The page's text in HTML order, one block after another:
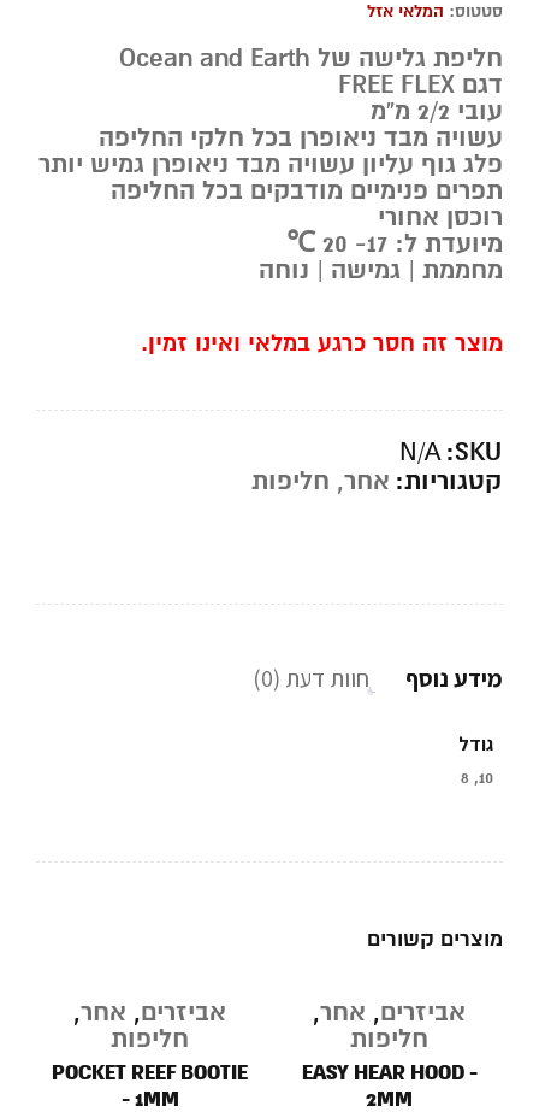
סטטוס: המלאי אזל
חליפת גלישה של Ocean and Earth
דגם FREE FLEX
עובי 2/2 מ”מ
עשויה מבד ניאופרן בכל חלקי החליפה
פלג גוף עליון עשויה מבד ניאופרן גמיש יותר
תפרים פנימיים מודבקים בכל החליפה
רוכסן אחורי
מיועדת ל: 17- 20 ℃
מחממת | גמישה | נוחה
מוצר זה חסר כרגע במלאי ואינו זמין.
SKU:
N/A
קטגוריות: אחר, חליפות
מידע נוסף חוות דעת (0)
גודל
10, 8
מוצרים קשורים
אביזרים, אחר,
חליפות
POCKET REEF BOOTIE
- 1MM
אביזרים, אחר,
חליפות
EASY HEAR HOOD -
2MM